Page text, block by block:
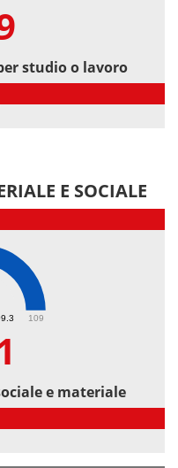
studio o lavoro
E SOCIALE
109
e materiale